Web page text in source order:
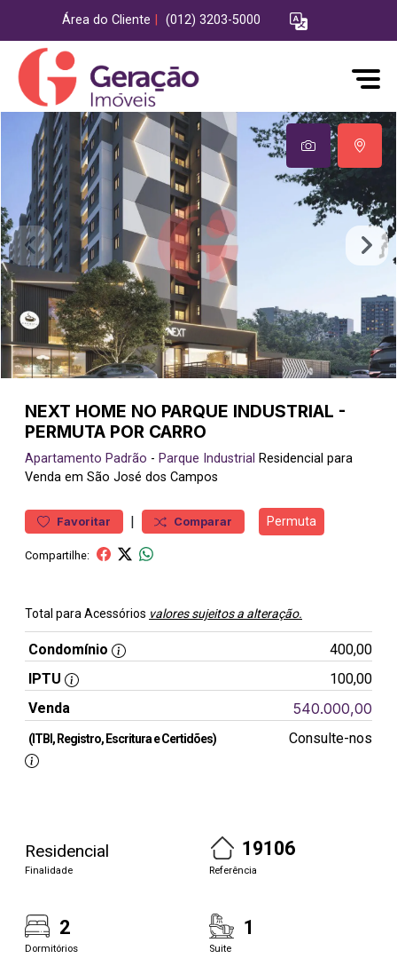
Área do Cliente (012) 3203-5000
NEXT HOME NO PARQUE INDUSTRIAL -
PERMUTA POR CARRO
Apartamento Padrão - Parque Industrial Residencial para
Venda em São José dos Campos
Favoritar | Comparar Permuta
Compartilhe:
Total para Acessórios valores sujeitos a alteração.
Condomínio
400,00
IPTU
100,00
Venda
540.000,00
(ITBI, Registro, Escritura e Certidões) Consulte-nos
Residencial
Finalidade
19106
Referência
2
Dormitórios
1
Suite